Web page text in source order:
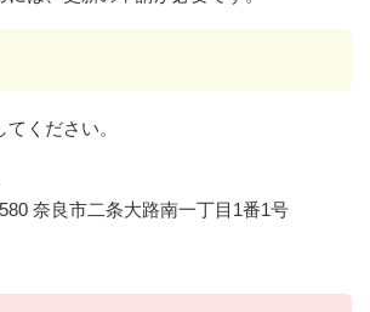
ください。
奈良市二条大路南一丁目1番1号